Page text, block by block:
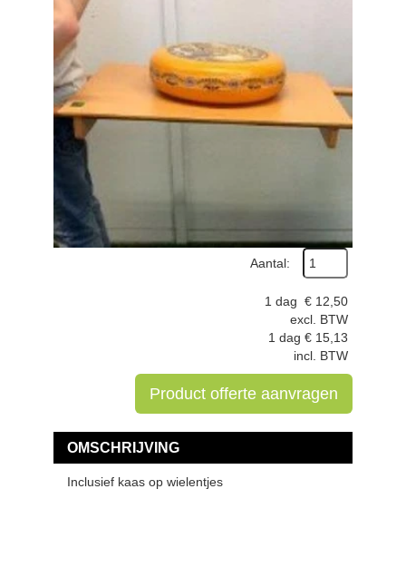
Aantal:
1 dag € 12,50
excl. BTW
1 dag € 15,13
incl. BTW
Product offerte aanvragen
OMSCHRIJVING
Inclusief kaas op wielentjes